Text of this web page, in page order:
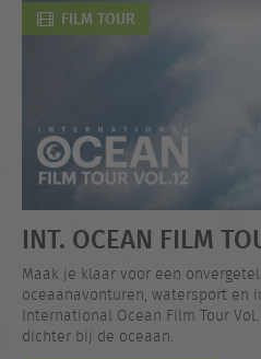
FILM TOUR
INT. OCEAN FILM
Maak je klaar voor een
oceaanavonturen, watersport en
International Ocean Film Tour
dichter bij de oceaan.